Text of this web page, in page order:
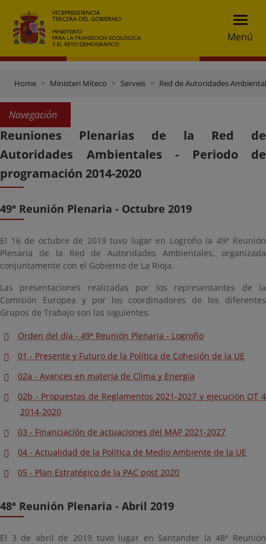
Menú
Home Ministeri Miteco Serveis Red de Autoridades
Navegación
Reuniones Plenarias de la Red de
Autoridades Ambientales - Periodo de
programación 2014-2020
49ª Reunión Plenaria - Octubre 2019
El 16 de octubre de 2019 tuvo lugar en Logroño la 49ª Reunión
Plenaria de la Red de Autoridades Ambientales, organizada
conjuntamente con el Gobierno de La Rioja.
Las presentaciones realizadas por los representantes de la
Comisión Europea y por los coordinadores de los diferentes
Grupos de Trabajo son las siguientes:
Orden del día - 49ª Reunión Plenaria - Logroño
01 - Presente y Futuro de la Política de Cohesión de la UE
02a - Avances en materia de Clima y Energía
02b - Propuestas de Reglamentos 2021-2027 y ejecución OT 4
2014-2020
03 - Financiación de actuaciones del MAP 2021-2027
04 - Actualidad de la Política de Medio Ambiente de la UE
05 - Plan Estratégico de la PAC post 2020
48ª Reunión Plenaria - Abril 2019
El 3 de abril de 2019 tuvo lugar en Santander la 48ª Reunión